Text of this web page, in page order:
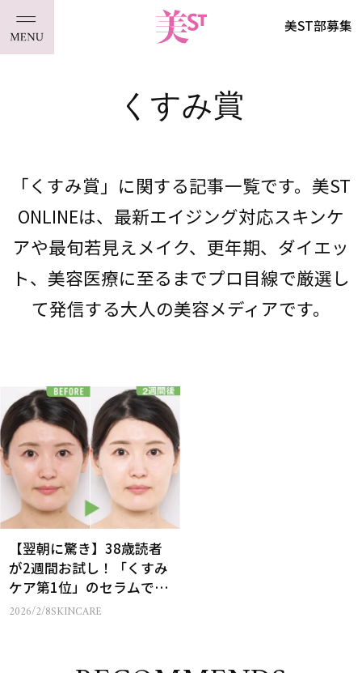
美ST部募集
くすみ賞
「くすみ賞」に関する記事一覧です。美ST
ONLINEは、最新エイジング対応スキンケ
アや最旬若見えメイク、更年期、ダイエッ
ト、美容医療に至るまでプロ目線で厳選し
て発信する大人の美容メディアです。
【翌朝に驚き】38歳読者
が2週間お試し！「くすみ
ケア第1位」のセラムで肌
の赤みが消えた？
2026/2/8SKINCARE